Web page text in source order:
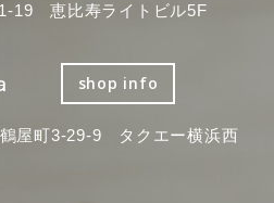
19 恵比寿ライトビル5F
shop info
屋町3-29-9 タクエー横浜西